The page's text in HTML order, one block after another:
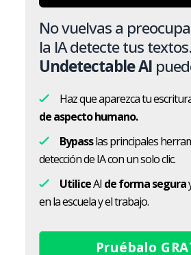
No vuelvas a
la IA detecte tus textos.
Undetectable AI
Haz que aparezca tu
de aspecto humano.
Bypasslas principales
detección de IA con un solo clic.
UtiliceAI de forma segura
en la escuela y el trabajo.
Pruébalo